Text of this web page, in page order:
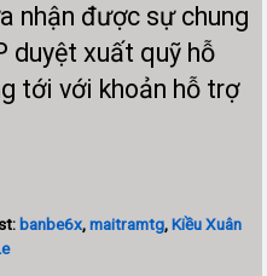
nhận được sự chung
duyệt xuất quỹ hỗ
tới với khoản hỗ trợ
banbe6x,maitramtg,Kiều Xuân